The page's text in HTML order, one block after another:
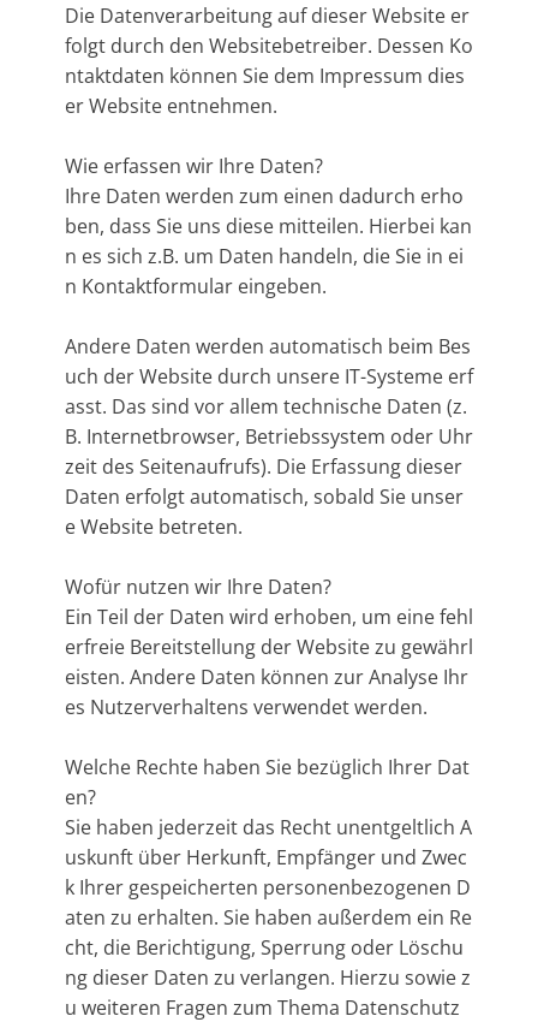
Die Datenverarbeitung auf dieser Website er
folgt durch den Websitebetreiber. Dessen Ko
ntaktdaten können Sie dem Impressum dies
er Website entnehmen.
Wie erfassen wir Ihre Daten?
Ihre Daten werden zum einen dadurch erho
ben, dass Sie uns diese mitteilen. Hierbei kan
n es sich z.B. um Daten handeln, die Sie in ei
n Kontaktformular eingeben.
Andere Daten werden automatisch beim Bes
uch der Website durch unsere IT-Systeme erf
asst. Das sind vor allem technische Daten (z.
B. Internetbrowser, Betriebssystem oder Uhr
zeit des Seitenaufrufs). Die Erfassung dieser
Daten erfolgt automatisch, sobald Sie unser
e Website betreten.
Wofür nutzen wir Ihre Daten?
Ein Teil der Daten wird erhoben, um eine fehl
erfreie Bereitstellung der Website zu gewährl
eisten. Andere Daten können zur Analyse Ihr
es Nutzerverhaltens verwendet werden.
Welche Rechte haben Sie bezüglich Ihrer Dat
en?
Sie haben jederzeit das Recht unentgeltlich A
uskunft über Herkunft, Empfänger und Zwec
k Ihrer gespeicherten personenbezogenen D
aten zu erhalten. Sie haben außerdem ein Re
cht, die Berichtigung, Sperrung oder Löschu
ng dieser Daten zu verlangen. Hierzu sowie z
u weiteren Fragen zum Thema Datenschutz